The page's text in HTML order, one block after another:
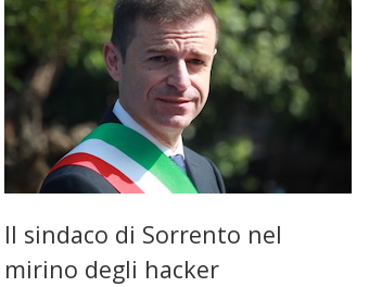
Il sindaco di Sorrento nel
mirino degli hacker